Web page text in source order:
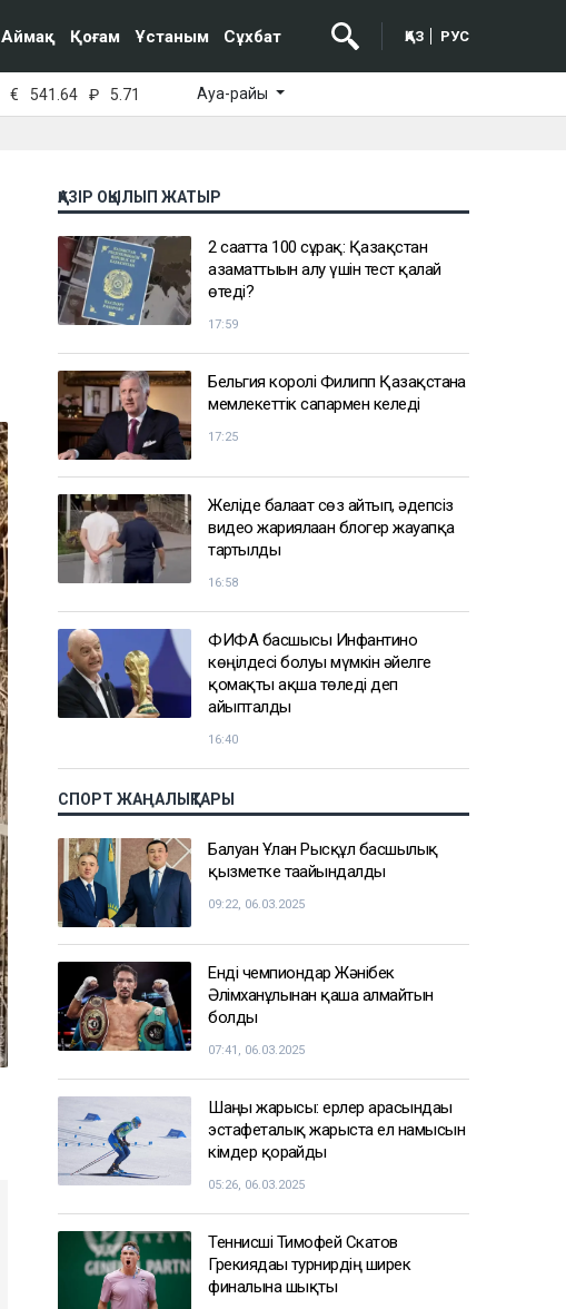
Аймақ Қоғам Ұстаным Сұхбат ҚАЗ РУС
€ 541.64 ₽ 5.71 Ауа-райы
ҚАЗІР ОҚЫЛЫП ЖАТЫР
2 сағатта 100 сұрақ: Қазақстан
азаматтығын алу үшін тест қалай
өтеді?
17:59
Бельгия королі Филипп Қазақстанға
мемлекеттік сапармен келеді
17:25
Желіде балағат сөз айтып, әдепсіз
видео жариялаған блогер жауапқа
тартылды
16:58
ФИФА басшысы Инфантино
көңілдесі болуы мүмкін әйелге
қомақты ақша төледі деп
айыпталды
16:40
СПОРТ ЖАҢАЛЫҚТАРЫ
Балуан Ұлан Рысқұл басшылық
қызметке тағайындалды
09:22, 06.03.2025
Енді чемпиондар Жәнібек
Әлімханұлынан қаша алмайтын
болды
07:41, 06.03.2025
Шаңғы жарысы: ерлер арасындағы
эстафеталық жарыста ел намысын
кімдер қорғайды
05:26, 06.03.2025
Теннисші Тимофей Скатов
Грекиядағы турнирдің ширек
финалына шықты